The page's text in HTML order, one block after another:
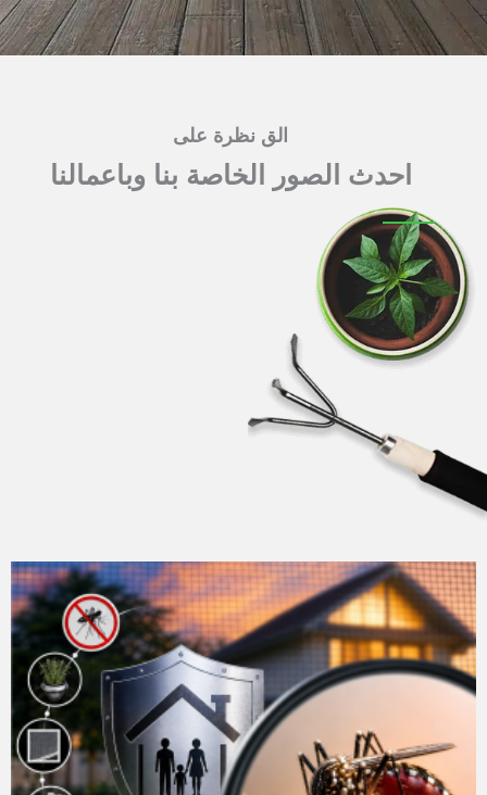
الق نظرة على
احدث الصور الخاصة بنا وباعمالنا